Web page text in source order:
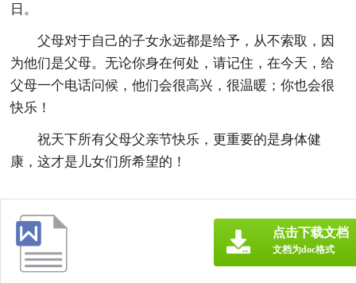
日。
父母对于自己的子女永远都是给予，从不索取，因
为他们是父母。无论你身在何处，请记住，在今天，给
父母一个电话问候，他们会很高兴，很温暖；你也会很
快乐！
祝天下所有父母父亲节快乐，更重要的是身体健
康，这才是儿女们所希望的！
点击下载文档
文档为doc格式